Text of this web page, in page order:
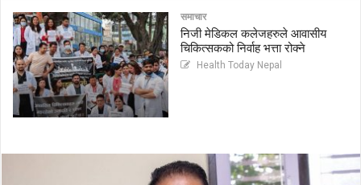
समाचार
निजी मेडिकल कलेजहरुले आवासीय
चिकित्सकको निर्वाह भत्ता रोक्ने
Health Today Nepal